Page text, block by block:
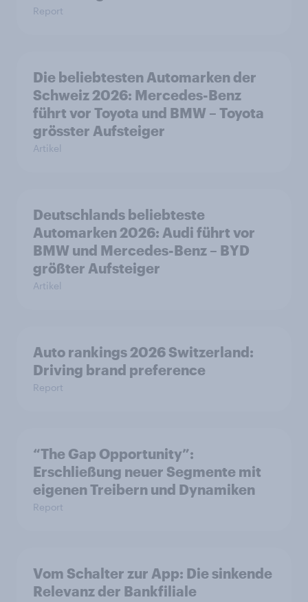
Report
Die beliebtesten Automarken der
Schweiz 2026: Mercedes-Benz
führt vor Toyota und BMW – Toyota
grösster Aufsteiger
Artikel
Deutschlands beliebteste
Automarken 2026: Audi führt vor
BMW und Mercedes-Benz – BYD
größter Aufsteiger
Artikel
Auto rankings 2026 Switzerland:
Driving brand preference
Report
“The Gap Opportunity”:
Erschließung neuer Segmente mit
eigenen Treibern und Dynamiken
Report
Vom Schalter zur App: Die sinkende
Relevanz der Bankfiliale